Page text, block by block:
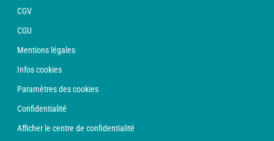
CGV
CGU
Mentions légales
Infos cookies
Paramètres des cookies
Confidentialité
Afficher le centre de confidentialité